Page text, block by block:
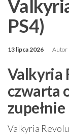
PS4)
13 lipca 2026 Autor
Valkyria
czwarta
Valkyria